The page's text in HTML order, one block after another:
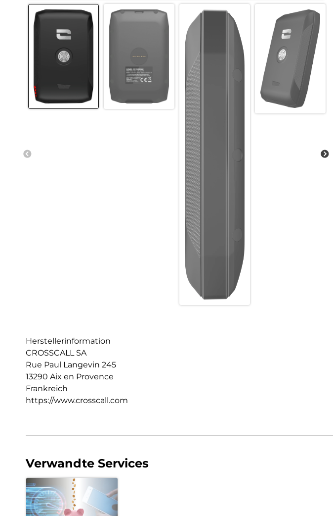
Herstellerinformation
CROSSCALL SA
Rue Paul Langevin 245
13290 Aix en Provence
Frankreich
https://www.crosscall.com
Verwandte Services